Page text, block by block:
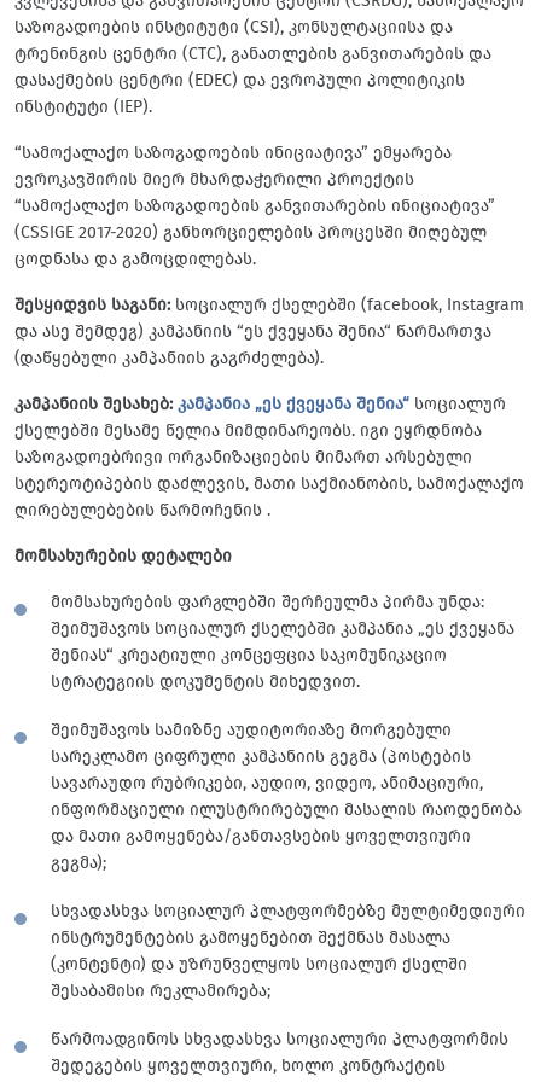
საზოგადოების ინსტიტუტი (CSI), კონსულტაციისა და
ტრენინგის ცენტრი (CTC), განათლების განვითარების და
დასაქმების ცენტრი (EDEC) და ევროპული პოლიტიკის
ინსტიტუტი (IEP).
“სამოქალაქო საზოგადოების ინიციატივა” ემყარება
ევროკავშირის მიერ მხარდაჭერილი პროექტის
“სამოქალაქო საზოგადოების განვითარების ინიციატივა”
(CSSIGE 2017-2020) განხორციელების პროცესში მიღებულ
ცოდნასა და გამოცდილებას.
შესყიდვის საგანი:სოციალურ ქსელებში (facebook, Instagram
და ასე შემდეგ) კამპანიის “ეს ქვეყანა შენია“ წარმართვა
(დაწყებული კამპანიის გაგრძელება).
კამპანიის შესახებ: კამპანია „ეს ქვეყანა შენია“ სოციალურ
ქსელებში მესამე წელია მიმდინარეობს. იგი ეყრდნობა
საზოგადოებრივი ორგანიზაციების მიმართ არსებული
სტერეოტიპების დაძლევის, მათი საქმიანობის, სამოქალაქო
ღირებულებების წარმოჩენის .
მომსახურების დეტალები
მომსახურების ფარგლებში შერჩეულმა პირმა უნდა:
შეიმუშავოს სოციალურ ქსელებში კამპანია „ეს ქვეყანა
შენიას“ კრეატიული კონცეფცია საკომუნიკაციო
სტრატეგიის დოკუმენტის მიხედვით.
შეიმუშავოს სამიზნე აუდიტორიაზე მორგებული
სარეკლამო ციფრული კამპანიის გეგმა (პოსტების
სავარაუდო რუბრიკები, აუდიო, ვიდეო, ანიმაციური,
ინფორმაციული ილუსტრირებული მასალის რაოდენობა
და მათი გამოყენება/განთავსების ყოველთვიური
გეგმა);
სხვადასხვა სოციალურ პლატფორმებზე მულტიმედიური
ინსტრუმენტების გამოყენებით შექმნას მასალა
(კონტენტი) და უზრუნველყოს სოციალურ ქსელში
შესაბამისი რეკლამირება;
წარმოადგინოს სხვადასხვა სოციალური პლატფორმის
შედეგების ყოველთვიური, ხოლო კონტრაქტის